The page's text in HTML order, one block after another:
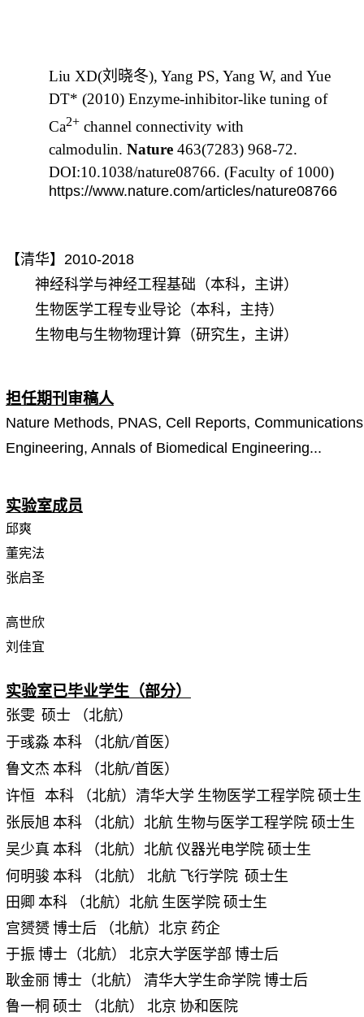
Liu XD(刘晓冬), Yang PS, Yang W, and Yue
DT* (2010) Enzyme-inhibitor-like tuning of
Ca2+channel connectivity with
calmodulin. Nature463(7283) 968-72.
DOI:10.1038/nature08766. (Faculty of 1000)
https://www.nature.com/articles/nature08766
【清华】2010-2018
神经科学与神经工程基础（本科，主讲）
生物医学工程专业导论（本科，主持）
生物电与生物物理计算（研究生，主讲）
担任期刊审稿人
Nature Methods, PNAS, Cell Reports,
Engineering, Annals of Biomedical Engineering...
实验室成员
邱爽
董宪法
张启圣
高世欣
刘佳宜
实验室已毕业学生（部分）
张雯 硕士
（北航）
于彧淼 本科 （北航/首医）
鲁文杰 本科 （北航/首医）
许恒 本科 （北航）清华大学 生物医学工程学院 硕士生
张辰旭 本科 （北航）北航 生物与医学工程学院 硕士生
吴少真 本科 （北航）北航 仪器光电学院 硕士生
何明骏 本科 （北航） 北航 飞行学院 硕士生
田卿 本科 （北航）北航 生医学院 硕士生
宫赟赟 博士后 （北航）北京 药企
于振 博士（北航） 北京大学医学部 博士后
耿金丽 博士（北航） 清华大学生命学院 博士后
鲁一桐 硕士 （北航） 北京 协和医院